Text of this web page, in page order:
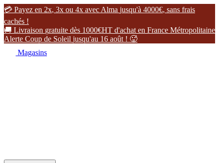
 Payez en 2x, 3x ou 4x avec Alma jusqu'à 4000€, sans frais
cachés !
 Livraison gratuite dès 1000€HT d'achat en France Métropolitaine
Alerte Coup de Soleil jusqu'au 16 août ! 
Magasins